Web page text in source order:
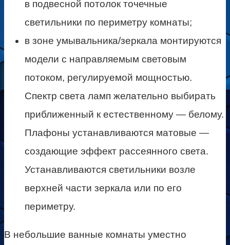
в подвесной потолок точечные
светильники по периметру комнаты;
в зоне умывальника/зеркала монтируются
модели с направляемым световым
потоком, регулируемой мощностью.
Спектр света ламп желательно выбирать
приближенный к естественному — белому.
Плафоны устанавливаются матовые —
создающие эффект рассеянного света.
Устанавливаются светильники возле
верхней части зеркала или по его
периметру.
В небольшие ванные комнаты уместно